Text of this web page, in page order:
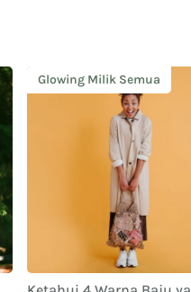
Glowing Milik Semua